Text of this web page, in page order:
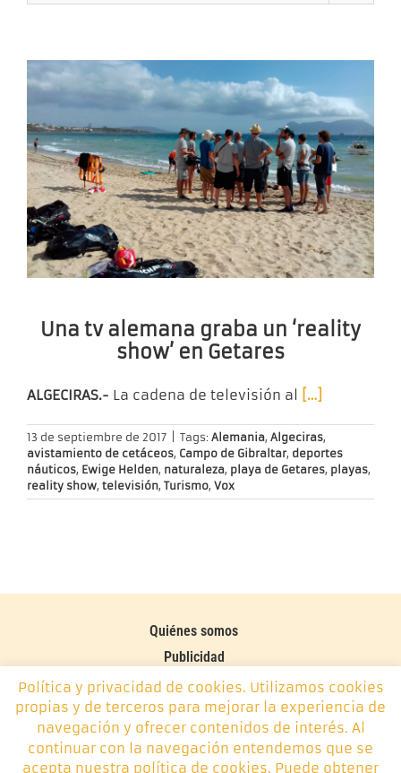
Una tv alemana graba un ‘reality
show’ en Getares
ALGECIRAS.- La cadena de televisión al […]
13 de septiembre de 2017 Tags: Alemania, Algeciras,
avistamiento de cetáceos, Campo de Gibraltar, deportes
náuticos, Ewige Helden, naturaleza, playa de Getares, playas,
reality show, televisión, Turismo, Vox
Quiénes somos
Publicidad
Contacto
Política de cookies
Monplamar, desde 2014 -info@monplamar.com- +34 656
Política y privacidad de cookies. Utilizamos cookies
propias y de terceros para mejorar la experiencia de
navegación y ofrecer contenidos de interés. Al
continuar con la navegación entendemos que se
acepta nuestra política de cookies. Puede obtener